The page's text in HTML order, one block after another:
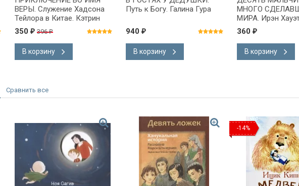
ВЕРЫ. Служение Хадсона
Тейлора в Китае. Кэтрин
Маккензи
350 ₽ 396₽
В корзину
Путь к Богу. Галина Гура
940 ₽
В корзину
МНОГО
МИРА. Ирэн
360 ₽
В корзину
-14%